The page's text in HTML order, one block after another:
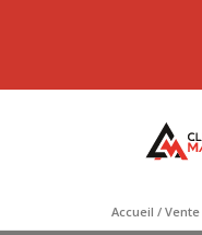
Accueil / Vente